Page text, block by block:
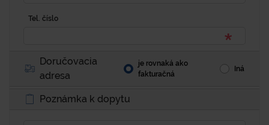
Tel. číslo
Doručovacia
adresa
je rovnaká ako
fakturačná
Iná
Poznámka k dopytu